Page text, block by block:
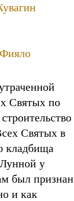
Святых по
Святых в
кладбища
у
был признан
и как